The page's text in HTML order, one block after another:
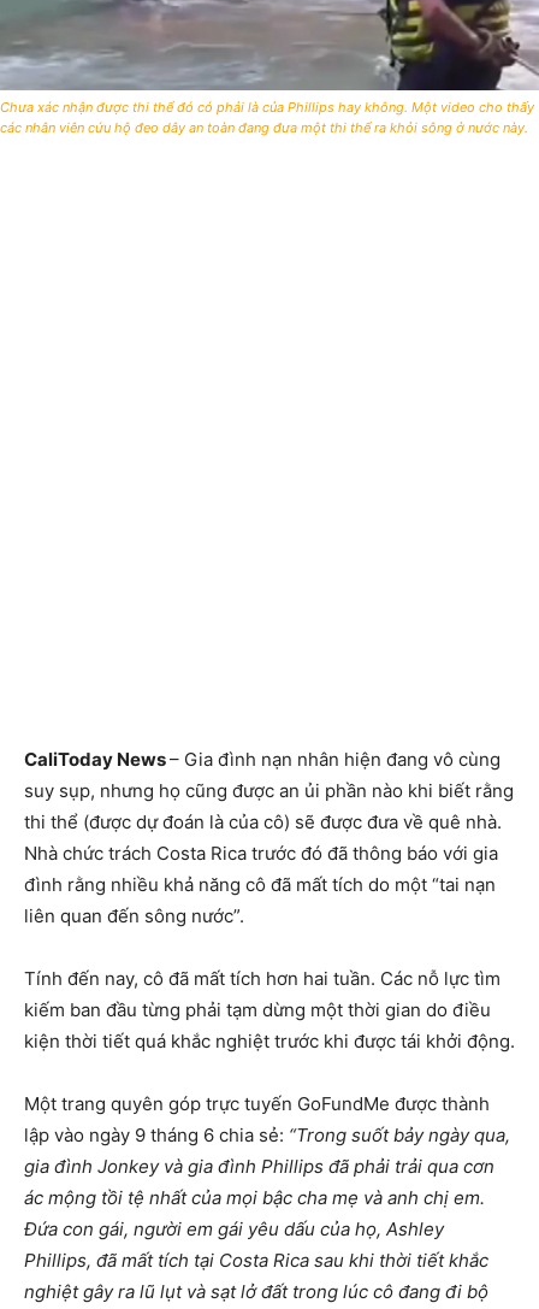
Chưa xác nhận được thi thể đó có phải là của Phillips hay không. Một video cho thấy
các nhân viên cứu hộ đeo dây an toàn đang đưa một thi thể ra khỏi sông ở nước này.
CaliToday News– Gia đình nạn nhân hiện đang vô cùng
suy sụp, nhưng họ cũng được an ủi phần nào khi biết rằng
thi thể (được dự đoán là của cô) sẽ được đưa về quê nhà.
Nhà chức trách Costa Rica trước đó đã thông báo với gia
đình rằng nhiều khả năng cô đã mất tích do một “tai nạn
liên quan đến sông nước”.
Tính đến nay, cô đã mất tích hơn hai tuần. Các nỗ lực tìm
kiếm ban đầu từng phải tạm dừng một thời gian do điều
kiện thời tiết quá khắc nghiệt trước khi được tái khởi động.
Một trang quyên góp trực tuyến GoFundMe được thành
lập vào ngày 9 tháng 6 chia sẻ: “Trong suốt bảy ngày qua,
gia đình Jonkey và gia đình Phillips đã phải trải qua cơn
ác mộng tồi tệ nhất của mọi bậc cha mẹ và anh chị em.
Đứa con gái, người em gái yêu dấu của họ, Ashley
Phillips, đã mất tích tại Costa Rica sau khi thời tiết khắc
nghiệt gây ra lũ lụt và sạt lở đất trong lúc cô đang đi bộ